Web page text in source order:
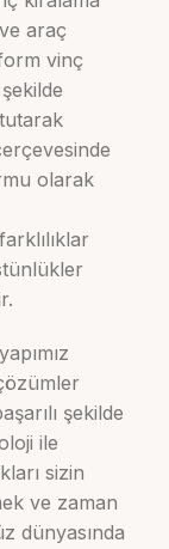
araç
vinç
olarak
şekilde
ile
sizin
ve zaman
dünyasında